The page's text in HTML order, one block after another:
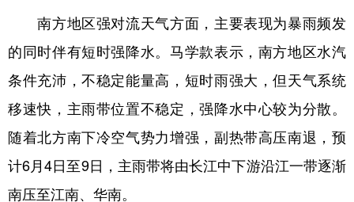
南方地区强对流天气方面，主要表现为暴雨频发
的同时伴有短时强降水。马学款表示，南方地区水汽
条件充沛，不稳定能量高，短时雨强大，但天气系统
移速快，主雨带位置不稳定，强降水中心较为分散。
随着北方南下冷空气势力增强，副热带高压南退，预
计6月4日至9日，主雨带将由长江中下游沿江一带逐渐
南压至江南、华南。